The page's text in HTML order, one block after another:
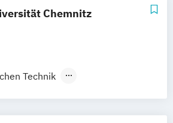
Chemnitz
Präsenzstudium
Technik